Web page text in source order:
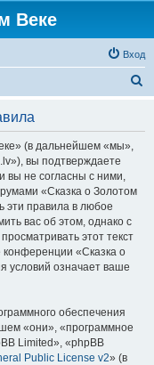
Веке
Вход
(в дальнейшем «мы»,
вы подтверждаете
вы не согласны с ними,
«Сказка о Золотом
эти правила в любое
вас об этом, однако с
этот текст
конференции «Сказка о
условий означает ваше
обеспечения
«они», «программное
Limited», «phpBB
Public License v2» (в